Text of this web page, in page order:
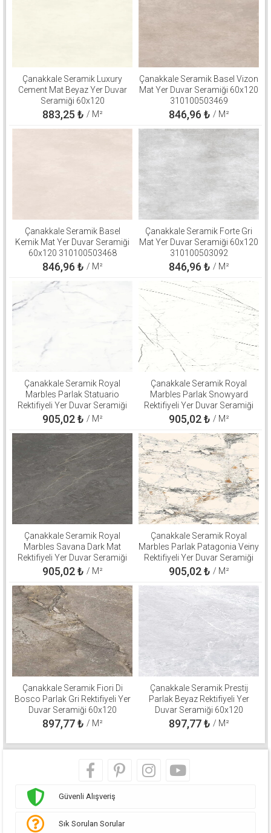
Çanakkale Seramik Luxury
Cement Mat Beyaz Yer Duvar
Seramiği 60x120
310100906264
883,25 ₺ / M²
Çanakkale Seramik Basel Vizon
Mat Yer Duvar Seramiği 60x120
310100503469
846,96 ₺ / M²
Çanakkale Seramik Basel
Kemik Mat Yer Duvar Seramiği
60x120 310100503468
846,96 ₺ / M²
Çanakkale Seramik Forte Gri
Mat Yer Duvar Seramiği 60x120
310100503092
846,96 ₺ / M²
Çanakkale Seramik Royal
Marbles Parlak Statuario
Rektifiyeli Yer Duvar Seramiği
60x120 310100800540
905,02₺ / M²
Çanakkale Seramik Royal
Marbles Parlak Snowyard
Rektifiyeli Yer Duvar Seramiği
60x120 310100800508
905,02₺ / M²
Çanakkale Seramik Royal
Marbles Savana Dark Mat
Rektifiyeli Yer Duvar Seramiği
60x120 310100503137
905,02₺ / M²
Çanakkale Seramik Royal
Marbles Parlak Patagonia Veiny
Rektifiyeli Yer Duvar Seramiği
60x120 310100800560
905,02₺ / M²
Çanakkale Seramik Fiori Di
Bosco Parlak Gri Rektifiyeli Yer
Duvar Seramiği 60x120
310100800571
897,77₺ / M²
Çanakkale Seramik Prestij
Parlak Beyaz Rektifiyeli Yer
Duvar Seramiği 60x120
310100800511
897,77₺ / M²
Güvenli Alışveriş
Sık Sorulan Sorular